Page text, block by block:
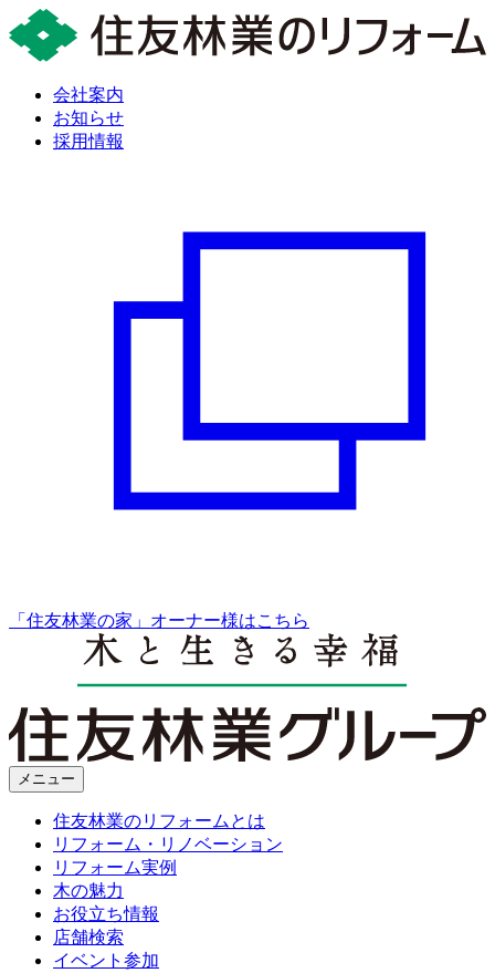
会社案内
お知らせ
採用情報
「住友林業の家」オーナー様はこちら
メニュー
住友林業のリフォームとは
リフォーム・リノベーション
リフォーム実例
木の魅力
お役立ち情報
店舗検索
イベント参加